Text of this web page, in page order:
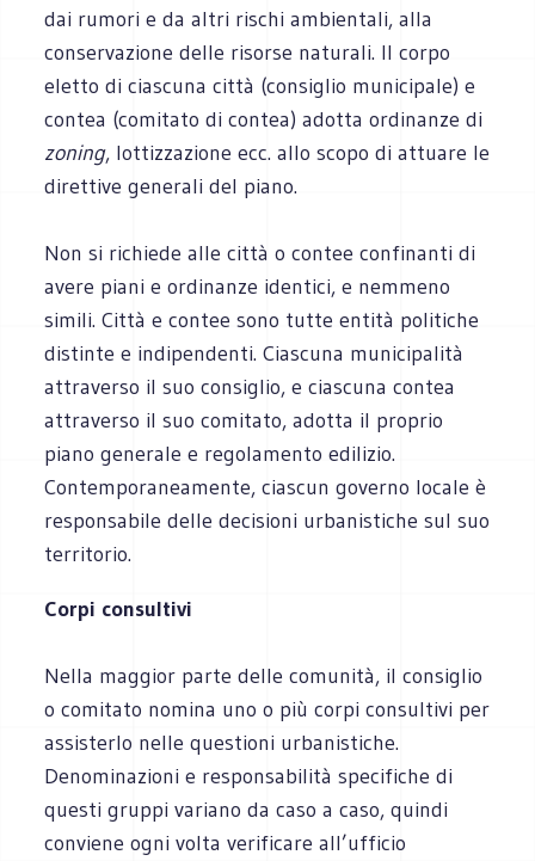
dai rumori e da altri rischi ambientali, alla
conservazione delle risorse naturali. Il corpo
eletto di ciascuna città (consiglio municipale) e
contea (comitato di contea) adotta ordinanze di
zoning, lottizzazione ecc. allo scopo di attuare le
direttive generali del piano.
Non si richiede alle città o contee confinanti di
avere piani e ordinanze identici, e nemmeno
simili. Città e contee sono tutte entità politiche
distinte e indipendenti. Ciascuna municipalità
attraverso il suo consiglio, e ciascuna contea
attraverso il suo comitato, adotta il proprio
piano generale e regolamento edilizio.
Contemporaneamente, ciascun governo locale è
responsabile delle decisioni urbanistiche sul suo
territorio.
Corpi consultivi
Nella maggior parte delle comunità, il consiglio
o comitato nomina uno o più corpi consultivi per
assisterlo nelle questioni urbanistiche.
Denominazioni e responsabilità specifiche di
questi gruppi variano da caso a caso, quindi
conviene ogni volta verificare all’ufficio